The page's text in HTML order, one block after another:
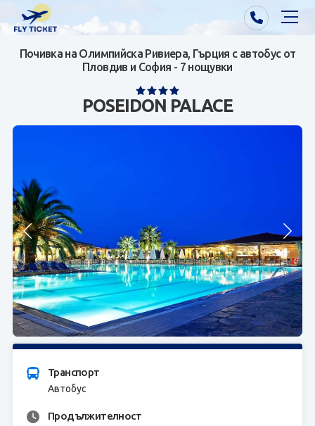
Почивки от Варна
Почивки от София/Пловдив/Бургас
Визи
Контакти
За нас
ЗАПИТВАНЕ
Почивка на Олимпийска Ривиера, Гърция с автобус от
Пловдив и София - 7 нощувки
POSEIDON PALACE
Транспорт
Автобус
Продължителност